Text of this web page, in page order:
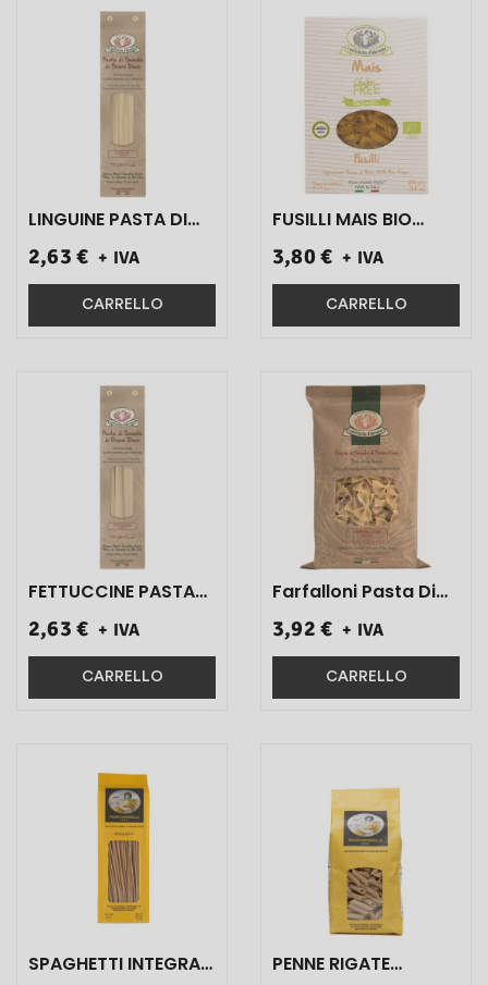
LINGUINE PASTA DI
DURO TRAFILATAAL
BRONZO ART.316 500
GR 1 PZ}
2,63 € + IVA
CARRELLO
FUSILLI MAIS BIO
ART.4556 250 GR 1
PZ}
3,80 € + IVA
CARRELLO
FETTUCCINE PASTA
DURO TRAFILATAAL
BRONZO ART.322 500
GR 1 PZ}
2,63 € + IVA
CARRELLO
Farfalloni Pasta Di
Duro Trailata Al
Bronzo Art.158 500
Gr X 1 Pz}
3,92 € + IVA
CARRELLO
SPAGHETTI INTEGRALI
PENNE RIGATE